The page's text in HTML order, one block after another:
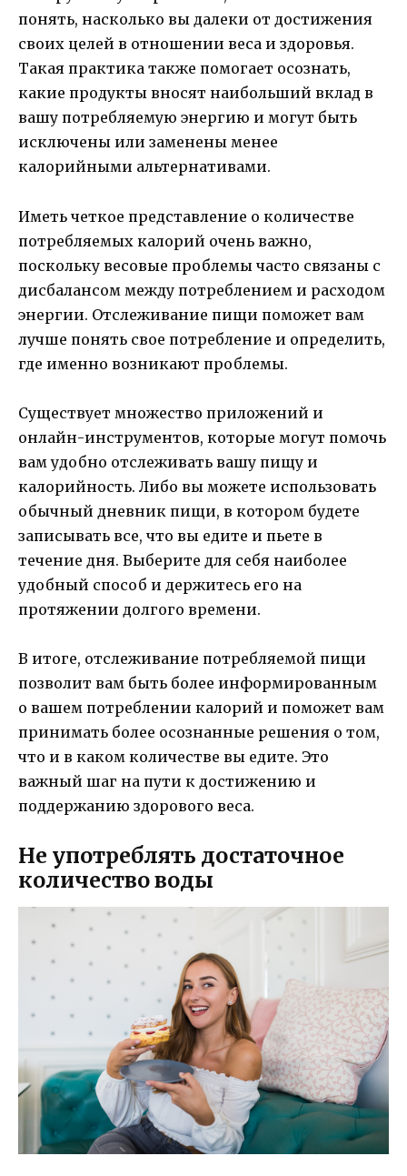
понять, насколько вы далеки от достижения
своих целей в отношении веса и здоровья.
Такая практика также помогает осознать,
какие продукты вносят наибольший вклад в
вашу потребляемую энергию и могут быть
исключены или заменены менее
калорийными альтернативами.
Иметь четкое представление о количестве
потребляемых калорий очень важно,
поскольку весовые проблемы часто связаны с
дисбалансом между потреблением и расходом
энергии. Отслеживание пищи поможет вам
лучше понять свое потребление и определить,
где именно возникают проблемы.
Существует множество приложений и
онлайн-инструментов, которые могут помочь
вам удобно отслеживать вашу пищу и
калорийность. Либо вы можете использовать
обычный дневник пищи, в котором будете
записывать все, что вы едите и пьете в
течение дня. Выберите для себя наиболее
удобный способ и держитесь его на
протяжении долгого времени.
В итоге, отслеживание потребляемой пищи
позволит вам быть более информированным
о вашем потреблении калорий и поможет вам
принимать более осознанные решения о том,
что и в каком количестве вы едите. Это
важный шаг на пути к достижению и
поддержанию здорового веса.
Не употреблять достаточное
количество воды